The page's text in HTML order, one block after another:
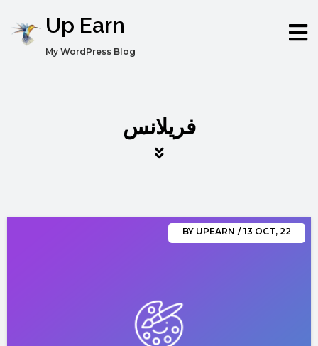
Up Earn
My WordPress Blog
فريلانس
BY UPEARN / 13 OCT, 22